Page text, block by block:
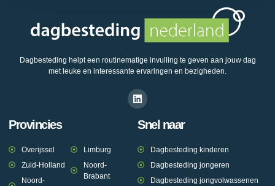
Dagbesteding helpt een routinematige invulling te geven aan jouw dag
met leuke en interessante ervaringen en bezigheden.
Provincies
Overijssel
Zuid-Holland
Noord-
Limburg
Noord-
Brabant
Snel naar
Dagbesteding kinderen
Dagbesteding jongeren
Dagbesteding jongvolwassenen